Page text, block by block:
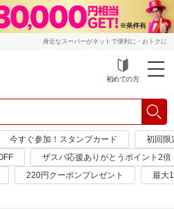
身近なスーパーがネットで便利に・おトクに
初めての方
今すぐ参加！スタンプカード
初回限
ザスパ応援ありがとうポイント2倍
220円クーポンプレゼント
最大